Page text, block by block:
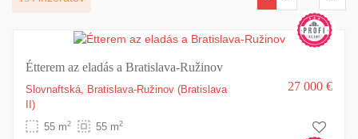
(current)
Étterem az eladás a Bratislava-Ružinov
Slovnaftská, Bratislava-Ružinov (Bratislava
II)
55 m2 55 m2
27 000 €